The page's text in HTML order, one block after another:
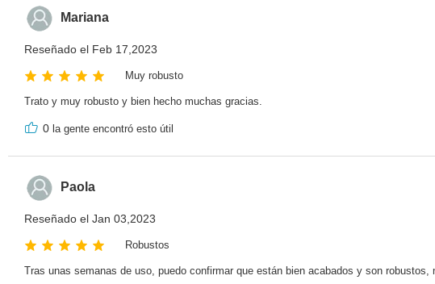
Mariana
Reseñado el Feb 17,2023
Muy robusto
Trato y muy robusto y bien hecho muchas gracias.
0 la gente encontró esto útil
Paola
Reseñado el Jan 03,2023
Robustos
Tras unas semanas de uso, puedo confirmar que están bien acabados y son